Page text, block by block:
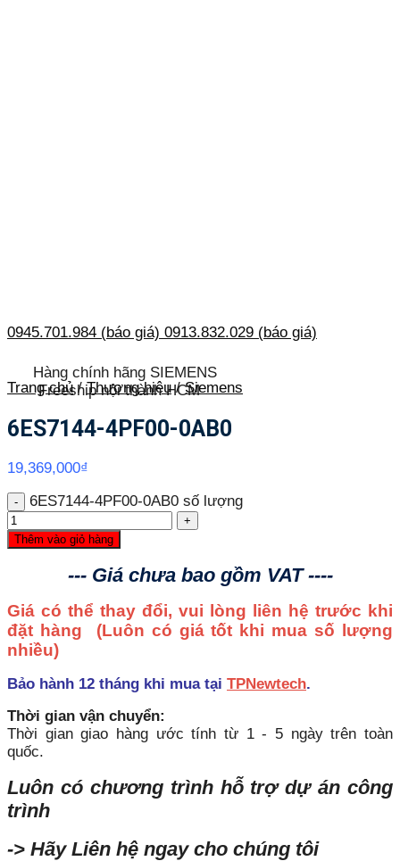
0945.701.984 (báo giá) 0913.832.029 (báo giá)
Hàng chính hãng SIEMENS
Freeship nội thành HCM
Trang chủ / Thương hiệu / Siemens
6ES7144-4PF00-0AB0
19,369,000₫
6ES7144-4PF00-0AB0 số lượng
Thêm vào giỏ hàng
--- Giá chưa bao gồm VAT ----
Giá có thể thay đổi, vui lòng liên hệ trước khi
đặt hàng (Luôn có giá tốt khi mua số lượng
nhiều)
Bảo hành 12 tháng khi mua tại TPNewtech.
Thời gian vận chuyển:
Thời gian giao hàng ước tính từ 1 - 5 ngày trên toàn
quốc.
Luôn có chương trình hỗ trợ dự án công
trình
-> Hãy Liên hệ ngay cho chúng tôi